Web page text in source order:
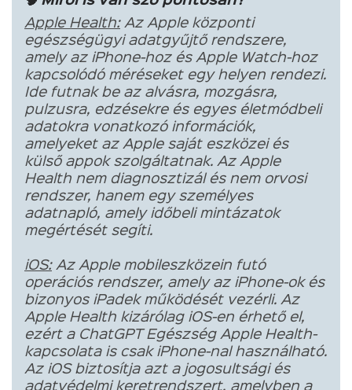
Apple Health:Az Apple központi
egészségügyi adatgyűjtő rendszere,
amely az iPhone-hoz és Apple Watch-hoz
kapcsolódó méréseket egy helyen rendezi.
Ide futnak be az alvásra, mozgásra,
pulzusra, edzésekre és egyes életmódbeli
adatokra vonatkozó információk,
amelyeket az Apple saját eszközei és
külső appok szolgáltatnak. Az Apple
Health nem diagnosztizál és nem orvosi
rendszer, hanem egy személyes
adatnapló, amely időbeli mintázatok
megértését segíti.
iOS:Az Apple mobileszközein futó
operációs rendszer, amely az iPhone-ok és
bizonyos iPadek működését vezérli. Az
Apple Health kizárólag iOS-en érhető el,
ezért a ChatGPT Egészség Apple Health-
kapcsolata is csak iPhone-nal használható.
Az iOS biztosítja azt a jogosultsági és
adatvédelmi keretrendszert, amelyben a